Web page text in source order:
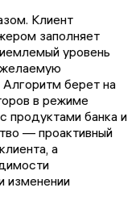
Клиент
заполняет
уровень
желаемую
берет на
в режиме
продуктами банка и
— проактивный
а
изменении